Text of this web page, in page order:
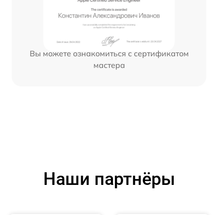
Вы можете ознакомиться с сертификатом
мастера
Наши партнёры